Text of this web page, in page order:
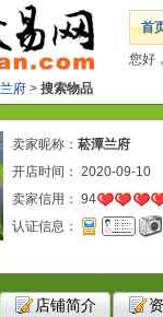
首
您好
府 > 搜索物品
卖家昵称： 菘潭兰府
开店时间： 2020-09-10
卖家信用： 94
认证信息：
店铺简介